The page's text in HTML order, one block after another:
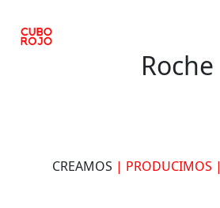
Roche
CREAMOS | PRODUCIMOS |